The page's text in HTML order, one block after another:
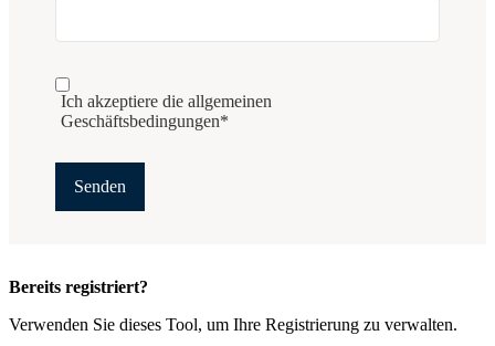
Ich akzeptiere die allgemeinen
Geschäftsbedingungen*
Bereits registriert?
Verwenden Sie dieses Tool, um Ihre Registrierung zu verwalten.